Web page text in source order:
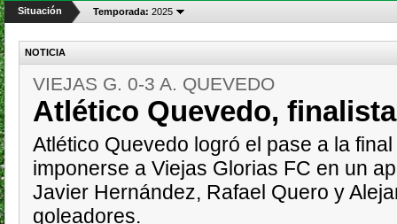
Situación Temporada: 2025
NOTICIA
VIEJAS G. 0-3 A. QUEVEDO
Atlético Quevedo,
Atlético Quevedo logró el pase a la
imponerse a Viejas Glorias FC en un
Javier Hernández, Rafael Quero y
goleadores.